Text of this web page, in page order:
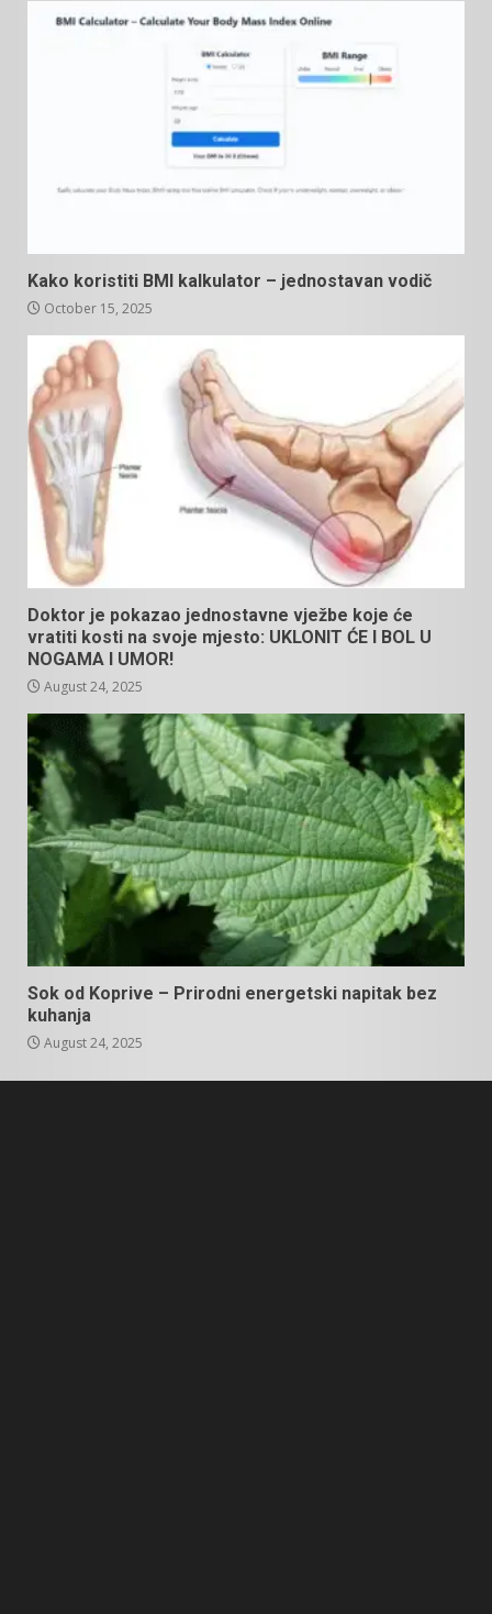
Kako koristiti BMI kalkulator – jednostavan vodič
October 15, 2025
Doktor je pokazao jednostavne vježbe koje će
vratiti kosti na svoje mjesto: UKLONIT ĆE I BOL U
NOGAMA I UMOR!
August 24, 2025
Sok od Koprive – Prirodni energetski napitak bez
kuhanja
August 24, 2025